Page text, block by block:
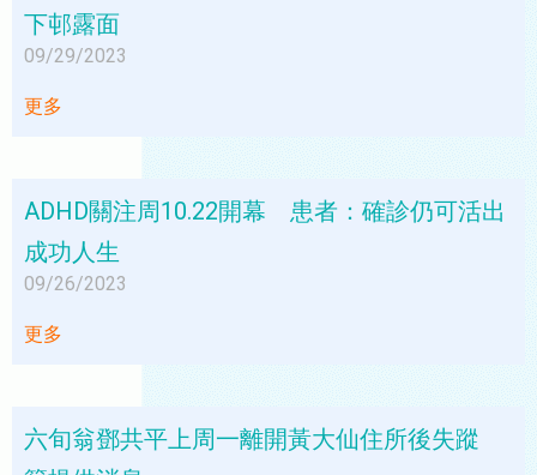
下邨露面
09/29/2023
更多
ADHD關注周10.22開幕 患者：確診仍可活出
成功人生
09/26/2023
更多
六旬翁鄧共平上周一離開黃大仙住所後失蹤